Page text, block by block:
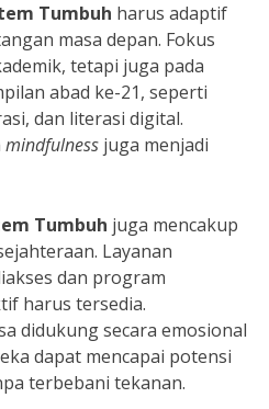
Tumbuh harus adaptif
masa depan. Fokus
tetapi juga pada
abad ke-21, seperti
dan literasi digital.
mindfulness juga menjadi
Tumbuh juga mencakup
Layanan
dan program
harus tersedia.
didukung secara emosional
dapat mencapai potensi
terbebani tekanan.